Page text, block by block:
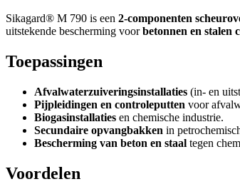
Sikagard® M 790 is een 2-componenten
uitstekende bescherming voorbetonnen en stalen
Toepassingen
Afvalwaterzuiveringsinstallaties (in- en
Pijpleidingen en controleputten voor
Biogasinstallaties en chemische industrie.
Secundaire opvangbakken in
Bescherming van beton en staal tegen
Voordelen